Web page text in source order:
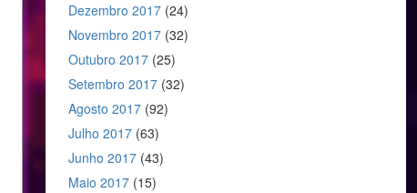
Dezembro 2017 (24)
Novembro 2017 (32)
Outubro 2017 (25)
Setembro 2017 (32)
Agosto 2017 (92)
Julho 2017 (63)
Junho 2017 (43)
Maio 2017 (15)